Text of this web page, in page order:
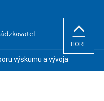
výskumu a vývoja
HORE